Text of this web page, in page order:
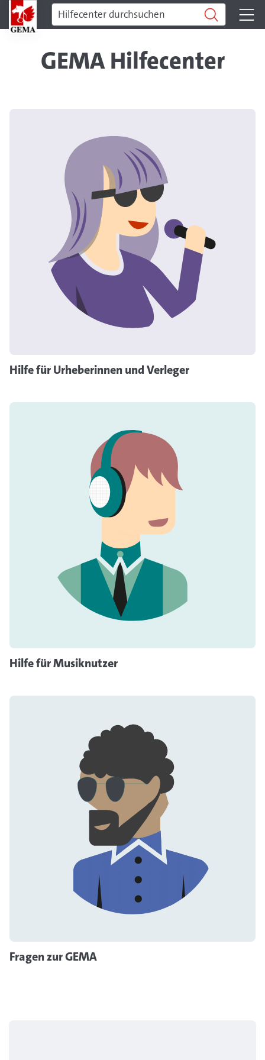
GEMA Hilfecenter
Hilfe für Urheberinnen und Verleger
Hilfe für Musiknutzer
Fragen zur GEMA